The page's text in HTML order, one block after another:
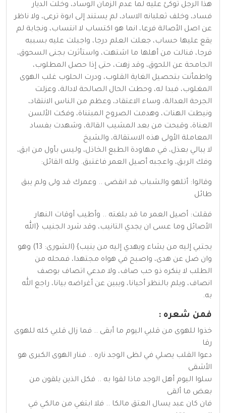
هذا الرجل توكئ عليه لما عدم الزمان الوساد، وخلت الديار
فساد، وخلف ثعلبانه الاساد، لم يستند إلى ابوة ترعى، ولا ناظر
عن اصل الأصالة فرعا، انما هو اكتساب لا انتساب، ونجابة لم
يقع عليها حساب، جعلت العلم درجا، واجبلت عليه بسببه
فرجا، فنالت من أهلها ما اشتهت، واستأثرت بجنى السحوق،
الجامحة عن اللحوق، وقد زهت، حتى إذا حصل المطلوب،
واطمأنت بتحصيل الغاية القلوب، ودرت الحلوب غلب الهوى
المغلوب، فبدا له، وحطت الحال الصالحة لادالة، وعزلت
الجرحة العدالة، وساء الاعتقاد، وعظم من الناس الانتقاد،
ونيطت الهنات، وهدمت الصروح المبتناة، وفكت الألسن
العناة، وقبحت من بعد المشيب القالة، وشهدت بفساد
المعاملة الأولى هذه الاستقالة، والشيخ
لا يبالي بعذل، في مهاودة الطبع الخاذل، وليس بأول من ابق،
وفك الربق، واعجبه أصيل العمر فاغتبق. ولله القائل:
وقالوا: أتلهو والشباب قد انقضى .. وعمرك قد ولى ولم يبق
طائل
فقلت: أصيل العمر ما قد بلغته .. وأطيب أوقات النهار
الأصائل وما عسى ان يجدي التانيب، وقد شرد الجنيب {الله
يجتبي إليه من يشاء ويهدي إليه من ينيب} (الشورى: 13) وهو
وان ضل عن هدى، واصبح في هواه مجتهدا، فمحله من
الطلب لا ينكره ذو حب صاف، ولا مدعي اتصاف بوصف
انصاف، ويلم بالنظر أحيانا، ويبين عن أغراضه بيانا، راجع الله
به.
فمن شعره :
خذوا للهوى من قلبي اليوم ما أبقى .. فما زال قلبي كله للهوى
رقا
دعوا القلب يصلي في لظى الوجد ناره .. فنار الهوى الكبرى هو
الأشقى
سلوا اليوم أهل الوجد ماذا لقوا به .. فكل الذين يلقون من
بعض ما ألقى
فان كان عبد يسال العتق مالكا .. فلا ابتغي من مالكي في